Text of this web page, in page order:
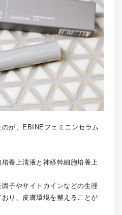
が、EBINEフェミニンセラム
養上清液と神経幹細胞培養上
子やサイトカインなどの生理
り、皮膚環境を整えることが